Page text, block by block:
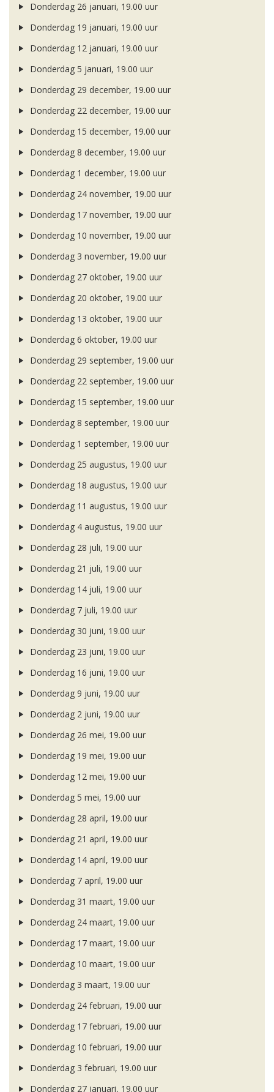
Donderdag 26 januari, 19.00 uur
Donderdag 19 januari, 19.00 uur
Donderdag 12 januari, 19.00 uur
Donderdag 5 januari, 19.00 uur
Donderdag 29 december, 19.00 uur
Donderdag 22 december, 19.00 uur
Donderdag 15 december, 19.00 uur
Donderdag 8 december, 19.00 uur
Donderdag 1 december, 19.00 uur
Donderdag 24 november, 19.00 uur
Donderdag 17 november, 19.00 uur
Donderdag 10 november, 19.00 uur
Donderdag 3 november, 19.00 uur
Donderdag 27 oktober, 19.00 uur
Donderdag 20 oktober, 19.00 uur
Donderdag 13 oktober, 19.00 uur
Donderdag 6 oktober, 19.00 uur
Donderdag 29 september, 19.00 uur
Donderdag 22 september, 19.00 uur
Donderdag 15 september, 19.00 uur
Donderdag 8 september, 19.00 uur
Donderdag 1 september, 19.00 uur
Donderdag 25 augustus, 19.00 uur
Donderdag 18 augustus, 19.00 uur
Donderdag 11 augustus, 19.00 uur
Donderdag 4 augustus, 19.00 uur
Donderdag 28 juli, 19.00 uur
Donderdag 21 juli, 19.00 uur
Donderdag 14 juli, 19.00 uur
Donderdag 7 juli, 19.00 uur
Donderdag 30 juni, 19.00 uur
Donderdag 23 juni, 19.00 uur
Donderdag 16 juni, 19.00 uur
Donderdag 9 juni, 19.00 uur
Donderdag 2 juni, 19.00 uur
Donderdag 26 mei, 19.00 uur
Donderdag 19 mei, 19.00 uur
Donderdag 12 mei, 19.00 uur
Donderdag 5 mei, 19.00 uur
Donderdag 28 april, 19.00 uur
Donderdag 21 april, 19.00 uur
Donderdag 14 april, 19.00 uur
Donderdag 7 april, 19.00 uur
Donderdag 31 maart, 19.00 uur
Donderdag 24 maart, 19.00 uur
Donderdag 17 maart, 19.00 uur
Donderdag 10 maart, 19.00 uur
Donderdag 3 maart, 19.00 uur
Donderdag 24 februari, 19.00 uur
Donderdag 17 februari, 19.00 uur
Donderdag 10 februari, 19.00 uur
Donderdag 3 februari, 19.00 uur
Donderdag 27 januari, 19.00 uur